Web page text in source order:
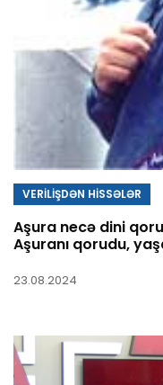
VERİLİŞDƏN HİSSƏLƏR
Aşura necə dini
Aşuranı qorudu,
23.08.2024